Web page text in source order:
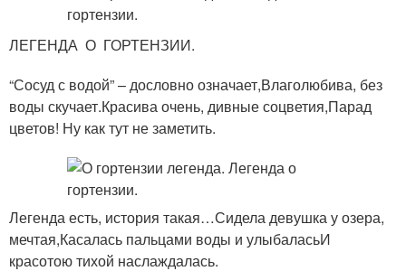
ЛЕГЕНДА О ГОРТЕНЗИИ.
“Сосуд с водой” – дословно означает,Влаголюбива, без
воды скучает.Красива очень, дивные соцветия,Парад
цветов! Ну как тут не заметить.
Легенда есть, история такая…Сидела девушка у озера,
мечтая,Касалась пальцами воды и улыбаласьИ
красотою тихой наслаждалась.